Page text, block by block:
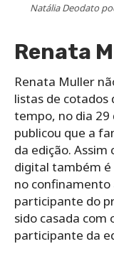
Natália Deodato
Renata
Renata Muller
listas de cotados
tempo, no dia 29
publicou que a
da edição.
digital também
no
participante do
sido casada com
participante da